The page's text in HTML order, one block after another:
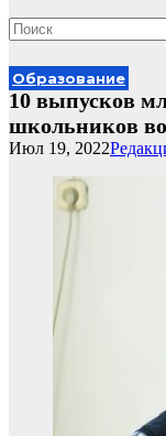
Образование
10 выпусков
школьников
Июл 19, 2022